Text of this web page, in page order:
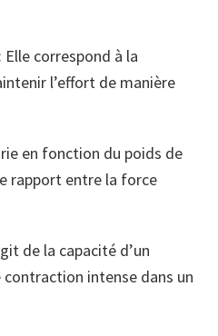
Elle correspond à la
l’effort de manière
en fonction du poids de
rapport entre la force
de la capacité d’un
contraction intense dans un